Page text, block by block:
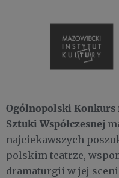
Ogólnopolski Konkurs
Sztuki Współczesnej
najciekawszych
polskim teatrze,
dramaturgii w jej